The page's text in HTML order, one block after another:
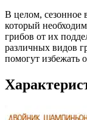
В целом, сезонное
который
грибов от их
различных видов
помогут избежать